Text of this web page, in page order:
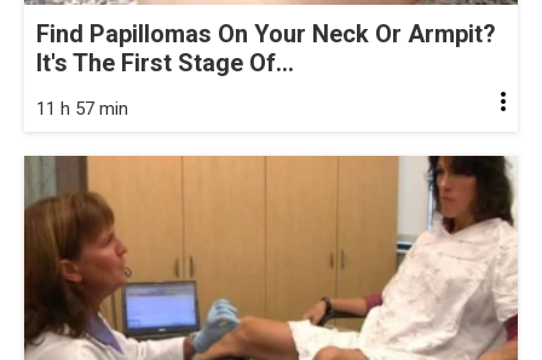
Find Papillomas On Your Neck Or Armpit?
It's The First Stage Of...
11 h 57 min